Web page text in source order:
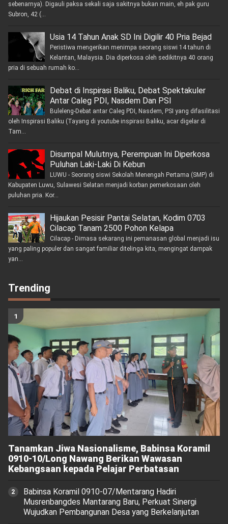
sebenarnya). Digauli paksa sekali saja sakitnya bukan main, eh pak guru
Subron, 42 (...
Usia 14 Tahun Anak SD Ini Digilir 40 Pria Bejad
Peristiwa mengerikan menimpa seorang siswi 14 tahun di
Kelantan, Malaysia. Dia diperkosa oleh sedikitnya 40 orang
pria di sebuah rumah ko...
Debat di Inspirasi Baliku, Debat Spektakuler
Antar Caleg PDI, Nasdem Dan PSI
Buleleng-Debat antar Caleg PDI, Nasdem, PSI yang difasilitasi
oleh Inspirasi Baliku (Tayang di youtube inspirasi Baliku, acar digelar di
Tam...
Disumpal Mulutnya, Perempuan Ini Diperkosa
Puluhan Laki-Laki Di Kebun
LUWU - Seorang siswi Sekolah Menengah Pertama (SMP) di
Kabupaten Luwu, Sulawesi Selatan menjadi korban pemerkosaan oleh
puluhan pria. Kor...
Hijaukan Pesisir Pantai Selatan, Kodim 0703
Cilacap Tanam 2500 Pohon Kelapa
Cilacap - Dimasa sekarang ini pemanasan global menjadi isu
yang paling populer dan sangat familiar ditelinga kita, mengingat dampak
yan...
Trending
Tanamkan Jiwa Nasionalisme, Babinsa Koramil
0910-10/Long Nawang Berikan Wawasan
Kebangsaan kepada Pelajar Perbatasan
Babinsa Koramil 0910-07/Mentarang Hadiri
Musrenbangdes Mantarang Baru, Perkuat Sinergi
Wujudkan Pembangunan Desa yang Berkelanjutan